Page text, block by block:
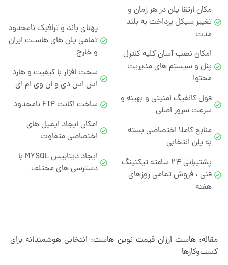
مکان ارتقا پلن در هر زمان و
تغییر سیکل پرداخت به بلند
مدت
امکان نصب آسان کلیه کنترل
پنل و سیستم های مدیریت
محتوا
فول کانفیگ امنیتی و بهینه و
سرعت سرور اصلی
منابع کاملا اختصاصی بسته
به پلن انتخابی
پشتیبانی ۲۴ ساعته تیکتینگ
فنی ، فروش تمامی روزهای
هفته
پهنای باند و ترافیک نامحدود
تمامی پلن های هاسـت ایران
و خارج
سخت افزار با کیفیت و هارد
اس اس دی و ان وی ام ای
ساخت اکانت FTP نامحدود
امکان ایجاد ایمیل های
اختصاصی متفاوت
ایجاد دیتابیس MYSQL با
دسترسی های مختلف
مقاله: هاست ارزان قیمت نوین هاست: انتخابی هوشمندانه برای
کسب‌وکارها